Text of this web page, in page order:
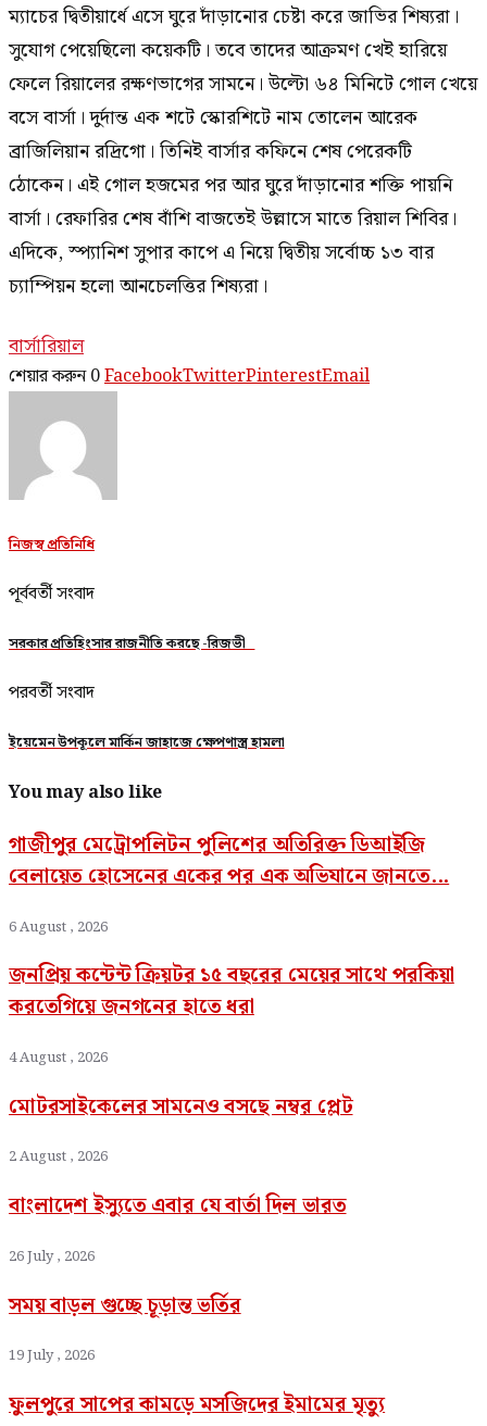
ম্যাচের দ্বিতীয়ার্ধে এসে ঘুরে দাঁড়ানোর চেষ্টা করে জাভির শিষ্যরা।
সুযোগ পেয়েছিলো কয়েকটি। তবে তাদের আক্রমণ খেই হারিয়ে
ফেলে রিয়ালের রক্ষণভাগের সামনে। উল্টো ৬৪ মিনিটে গোল খেয়ে
বসে বার্সা। দুর্দান্ত এক শটে স্কোরশিটে নাম তোলেন আরেক
ব্রাজিলিয়ান রদ্রিগো। তিনিই বার্সার কফিনে শেষ পেরেকটি
ঠোকেন। এই গোল হজমের পর আর ঘুরে দাঁড়ানোর শক্তি পায়নি
বার্সা। রেফারির শেষ বাঁশি বাজতেই উল্লাসে মাতে রিয়াল শিবির।
এদিকে, স্প্যানিশ সুপার কাপে এ নিয়ে দ্বিতীয় সর্বোচ্চ ১৩ বার
চ্যাম্পিয়ন হলো আনচেলত্তির শিষ্যরা।
বার্সারিয়াল
শেয়ার করুন 0FacebookTwitterPinterestEmail
নিজস্ব প্রতিনিধি
পূর্ববর্তী সংবাদ
সরকার প্রতিহিংসার রাজনীতি করছে -রিজভী
পরবর্তী সংবাদ
ইয়েমেন উপকূলে মার্কিন জাহাজে ক্ষেপণাস্ত্র হামলা
You may also like
গাজীপুর মেট্রোপলিটন পুলিশের অতিরিক্ত ডিআইজি
বেলায়েত হোসেনের একের পর এক অভিযানে জানতে...
6 August , 2026
জনপ্রিয় কন্টেন্ট ক্রিয়টর ১৫ বছরের মেয়ের সাথে পরকিয়া
করতেগিয়ে জনগনের হাতে ধরা
4 August , 2026
মোটরসাইকেলের সামনেও বসছে নম্বর প্লেট
2 August , 2026
বাংলাদেশ ইস্যুতে এবার যে বার্তা দিল ভারত
26 July , 2026
সময় বাড়ল গুচ্ছে চূড়ান্ত ভর্তির
19 July , 2026
ফুলপুরে সাপের কামড়ে মসজিদের ইমামের মৃত্যু